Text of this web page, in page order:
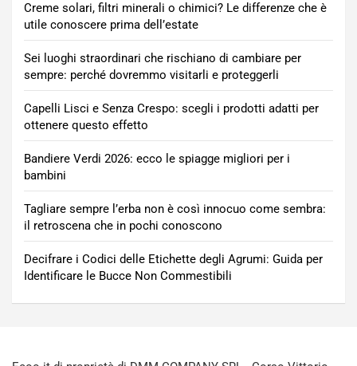
Creme solari, filtri minerali o chimici? Le differenze che è
utile conoscere prima dell’estate
Sei luoghi straordinari che rischiano di cambiare per
sempre: perché dovremmo visitarli e proteggerli
Capelli Lisci e Senza Crespo: scegli i prodotti adatti per
ottenere questo effetto
Bandiere Verdi 2026: ecco le spiagge migliori per i
bambini
Tagliare sempre l’erba non è così innocuo come sembra:
il retroscena che in pochi conoscono
Decifrare i Codici delle Etichette degli Agrumi: Guida per
Identificare le Bucce Non Commestibili